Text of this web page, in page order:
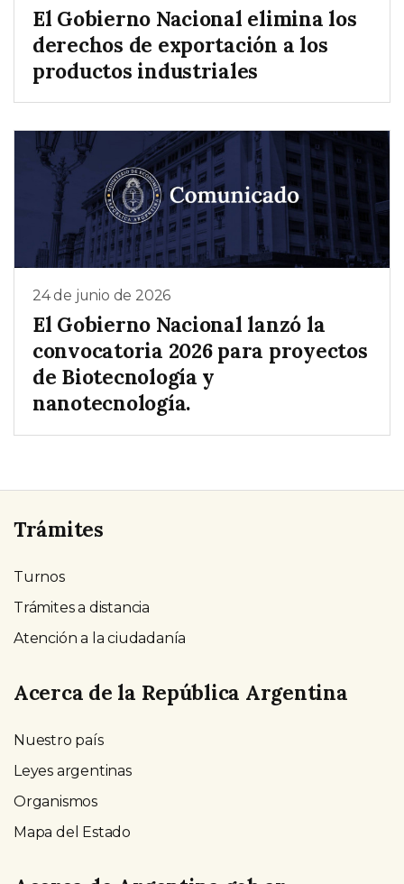
El Gobierno Nacional elimina los
derechos de exportación a los
productos industriales
24 de junio de 2026
El Gobierno Nacional lanzó la
convocatoria 2026 para proyectos
de Biotecnología y
nanotecnología.
Trámites
Turnos
Trámites a distancia
Atención a la ciudadanía
Acerca de la República Argentina
Nuestro país
Leyes argentinas
Organismos
Mapa del Estado